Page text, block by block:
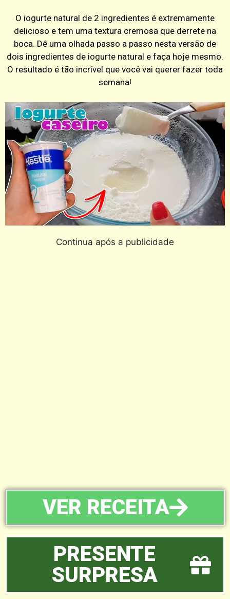
O iogurte natural de 2 ingredientes é extremamente
delicioso e tem uma textura cremosa que derrete na
boca. Dê uma olhada passo a passo nesta versão de
dois ingredientes de iogurte natural e faça hoje mesmo.
O resultado é tão incrível que você vai querer fazer toda
semana!
Continua após a publicidade
VER RECEITA
PRESENTE
SURPRESA